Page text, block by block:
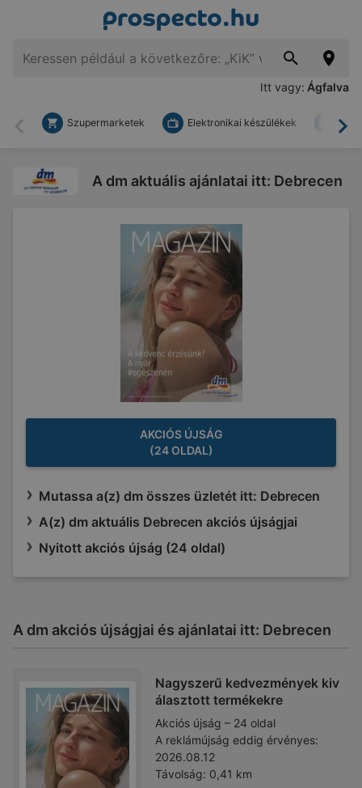
Itt vagy: Ágfalva
Vissza
Szupermarketek Elektronikai készülékek
A dm aktuális ajánlatai itt: Debrecen
AKCIÓS ÚJSÁG
(24 OLDAL)
Mutassa a(z) dm összes üzletét itt: Debrecen
A(z) dm aktuális Debrecen akciós újságjai
Nyitott akciós újság (24 oldal)
A dm akciós újságjai és ajánlatai itt: Debrecen
Nagyszerű kedvezmények kiv
álasztott termékekre
Akciós újság – 24 oldal
A reklámújság eddig érvényes:
2026.08.12
Távolság: 0,41 km